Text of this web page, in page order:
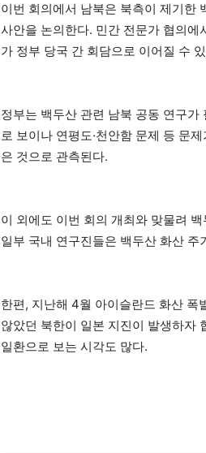
이번 회의에서 남북은 북측이 제기한
사안을 논의한다. 민간 전문가 협의
가 정부 당국 간 회담으로 이어질 수
정부는 백두산 관련 남북 공동 연구
로 보이나 연평도·천안함 문제 등 문
은 것으로 관측된다.
이 외에도 이번 회의 개최와 맞물려
일부 국내 연구진들은 백두산 화산
한편, 지난해 4월 아이슬란드 화산 폭
않았던 북한이 일본 지진이 발생하자
일환으로 보는 시각도 많다.